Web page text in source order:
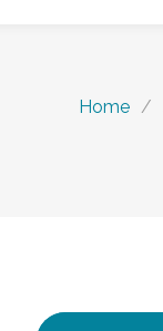
Home /